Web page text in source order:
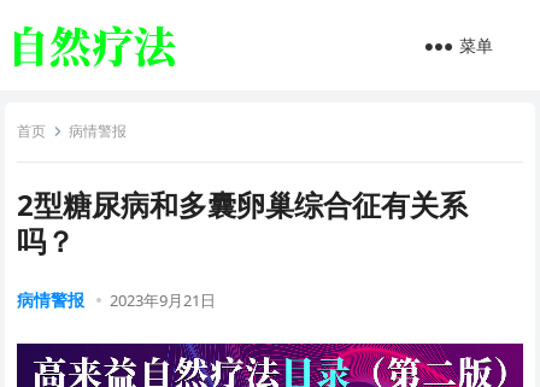
菜单
首页 病情警报
2型糖尿病和多囊卵巢综合征有关系
吗？
病情警报 2023年9月21日